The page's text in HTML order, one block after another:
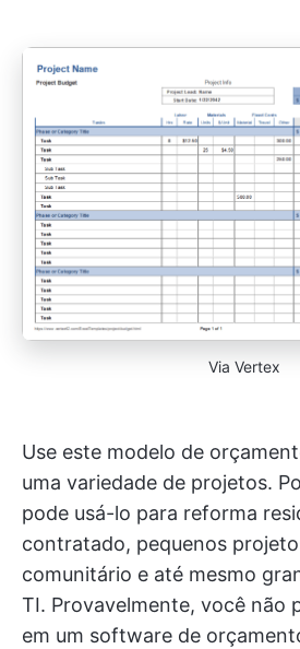
Via Vertex
Use este modelo de
uma variedade de projetos.
pode usá-lo para reforma
contratado, pequenos
comunitário e até mesmo
TI. Provavelmente, você não
em um software de